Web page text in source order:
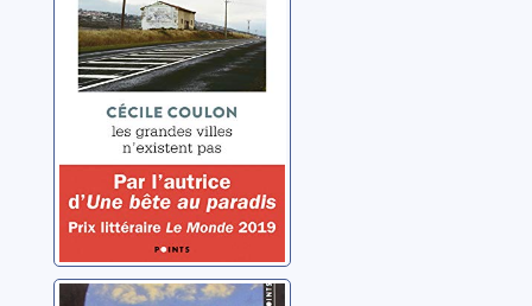
Coulon, Cécile